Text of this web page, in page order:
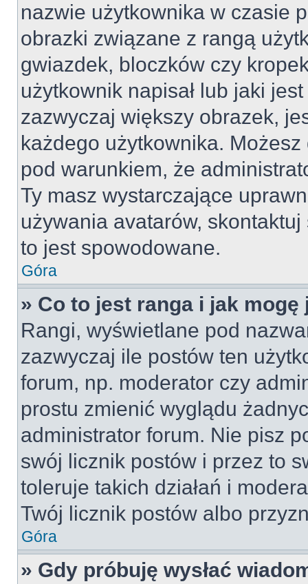
nazwie użytkownika w czasie
obrazki związane z rangą
gwiazdek, bloczków czy
użytkownik napisał lub jaki
zazwyczaj większy obrazek,
każdego użytkownika.
pod warunkiem, że
Ty masz wystarczające
używania avatarów,
to jest spowodowane.
Góra
» Co to jest ranga i jak mogę
Rangi, wyświetlane pod
zazwyczaj ile postów ten
forum, np. moderator czy
prostu zmienić wyglądu
administrator forum. Nie pisz
swój licznik postów i przez to
toleruje takich działań i
Twój licznik postów albo
Góra
» Gdy próbuję wysłać